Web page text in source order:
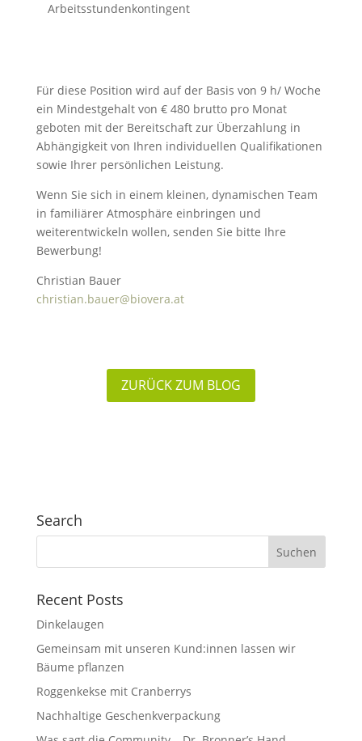
Arbeitsstundenkontingent
Für diese Position wird auf der Basis von 9 h/ Woche
ein Mindestgehalt von € 480 brutto pro Monat
geboten mit der Bereitschaft zur Überzahlung in
Abhängigkeit von Ihren individuellen Qualifikationen
sowie Ihrer persönlichen Leistung.
Wenn Sie sich in einem kleinen, dynamischen Team
in familiärer Atmosphäre einbringen und
weiterentwickeln wollen, senden Sie bitte Ihre
Bewerbung!
Christian Bauer
christian.bauer@biovera.at
ZURÜCK ZUM BLOG
Search
Recent Posts
Dinkelaugen
Gemeinsam mit unseren Kund:innen lassen wir
Bäume pflanzen
Roggenkekse mit Cranberrys
Nachhaltige Geschenkverpackung